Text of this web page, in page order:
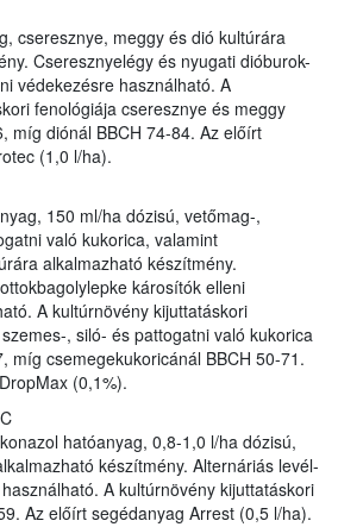
cseresznye, meggy és dió kultúrára
Cseresznyelégy és nyugati dióburok-
védekezésre használható. A
fenológiája cseresznye és meggy
míg diónál BBCH 74-84. Az előírt
(1,0 l/ha).
150 ml/ha dózisú, vetőmag-,
való kukorica, valamint
alkalmazható készítmény.
károsítók elleni
A kultúrnövény kijuttatáskori
, siló- és pattogatni való kukorica
míg csemegekukoricánál BBCH 50-71.
(0,1%).
hatóanyag, 0,8-1,0 l/ha dózisú,
készítmény. Alternáriás levél-
A kultúrnövény kijuttatáskori
Az előírt segédanyag Arrest (0,5 l/ha).